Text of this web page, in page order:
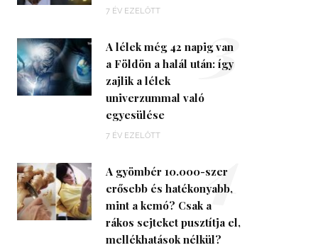
7 ÉV EZELŐTT
A lélek még 42 napig van
a Földön a halál után: így
zajlik a lélek
univerzummal való
egyesülése
7 ÉV EZELŐTT
3
A gyömbér 10.000-szer
erősebb és hatékonyabb,
mint a kemó? Csak a
rákos sejteket pusztítja el,
mellékhatások nélkül?
4